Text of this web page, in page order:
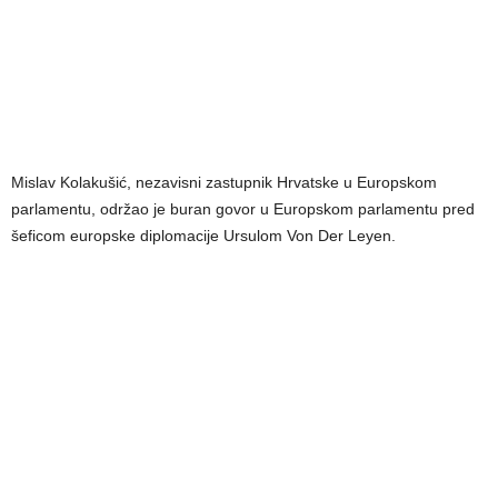
Mislav Kolakušić, nezavisni zastupnik Hrvatske u Europskom
parlamentu, održao je buran govor u Europskom parlamentu pred
šeficom europske diplomacije Ursulom Von Der Leyen.